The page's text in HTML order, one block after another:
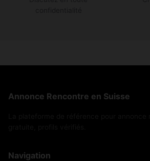
Annonce Rencontre en Suisse
Navigation